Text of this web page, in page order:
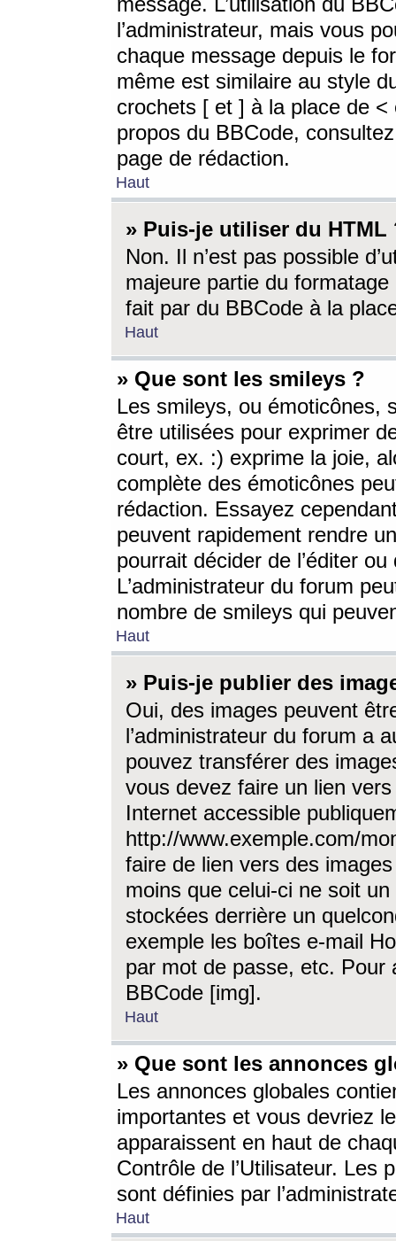
l’administrateur, mais vous
chaque message depuis le
même est similaire au style
crochets [ et ] à la place de <
propos du BBCode,
page de rédaction.
Haut
» Puis-je utiliser du HTML
Non. Il n’est pas possible
majeure partie du
fait par du BBCode à la
Haut
» Que sont les smileys ?
Les smileys, ou émoticônes,
être utilisées pour exprimer
court, ex. :) exprime la joie,
complète des émoticônes
rédaction. Essayez
peuvent rapidement rendre
pourrait décider de l’éditer
L’administrateur du forum
nombre de smileys qui
Haut
» Puis-je publier des
Oui, des images peuvent
l’administrateur du forum a
pouvez transférer des
vous devez faire un lien
Internet accessible
http://www.exemple.com/
faire de lien vers des
moins que celui-ci ne soit
stockées derrière un
exemple les boîtes e-mail
par mot de passe, etc. Pour
BBCode [img].
Haut
» Que sont les annonces
Les annonces globales
importantes et vous devriez
apparaissent en haut de
Contrôle de l’Utilisateur. Les
sont définies par
Haut